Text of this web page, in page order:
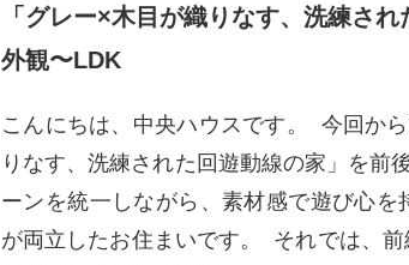
「グレー×木目が織りなす、洗練され
外観〜LDK
こんにちは、中央ハウスです。 今回か
りなす、洗練された回遊動線の家」を前
ーンを統一しながら、素材感で遊び心を
が両立したお住まいです。 それでは、